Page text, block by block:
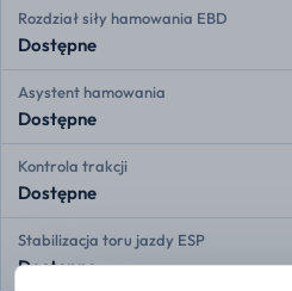
Rozdział siły hamowania EBD
Dostępne
Asystent hamowania
Dostępne
Kontrola trakcji
Dostępne
Stabilizacja toru jazdy ESP
Dostępne